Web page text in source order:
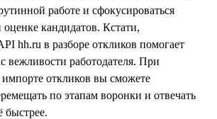
работе и сфокусироваться
оценке кандидатов. Кстати,
hh.ru в разборе откликов помогает
вежливости работодателя. При
импорте откликов вы сможете
по этапам воронки и отвечать
быстрее.